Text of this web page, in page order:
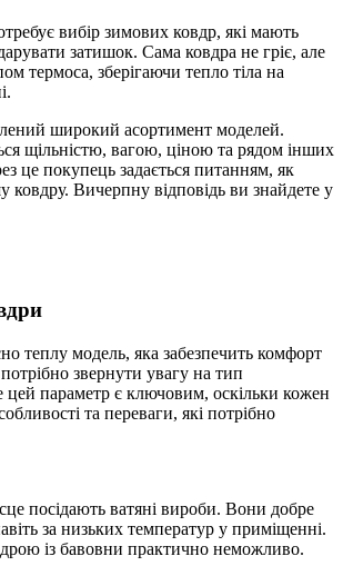
вибір зимових ковдр, які мають
затишок. Сама ковдра не гріє, але
термоса, зберігаючи тепло тіла на
широкий асортимент моделей.
щільністю, вагою, ціною та рядом інших
це покупець задається питанням, як
ковдру. Вичерпну відповідь ви знайдете у
теплу модель, яка забезпечить комфорт
звернути увагу на тип
параметр є ключовим, оскільки кожен
та переваги, які потрібно
посідають ватяні вироби. Вони добре
за низьких температур у приміщенні.
із бавовни практично неможливо.